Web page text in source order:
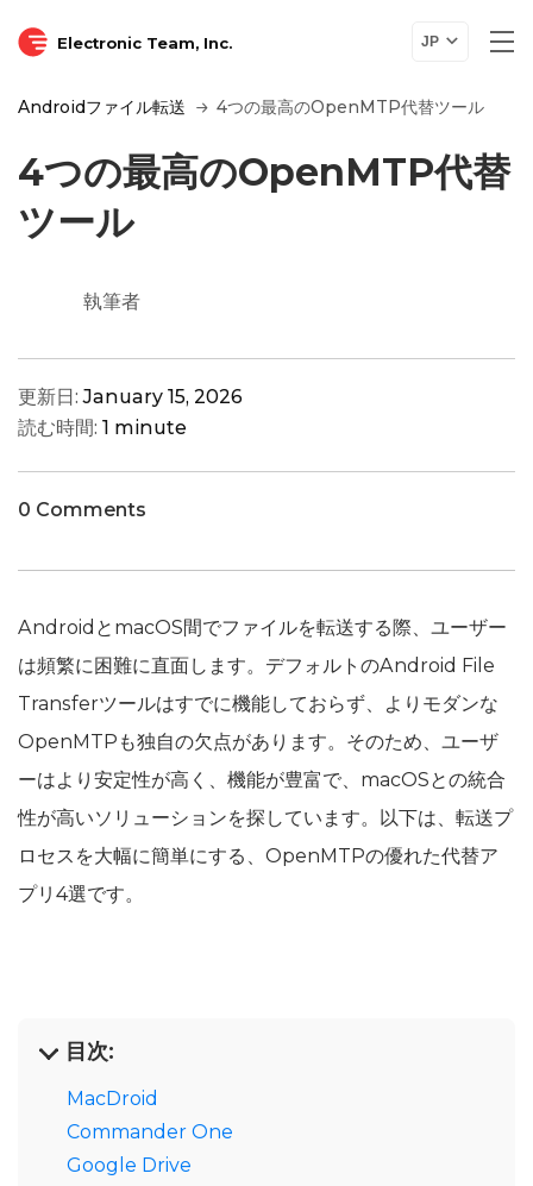
Electronic Team, Inc. JP
Androidファイル転送 4つの最高のOpenMTP代替ツール
4つの最高のOpenMTP代替
ツール
執筆者
更新日:January 15, 2026
読む時間: 1 minute
0 Comments
AndroidとmacOS間でファイルを転送する際、ユーザー
は頻繁に困難に直面します。デフォルトのAndroid File
Transferツールはすでに機能しておらず、よりモダンな
OpenMTPも独自の欠点があります。そのため、ユーザ
ーはより安定性が高く、機能が豊富で、macOSとの統合
性が高いソリューションを探しています。以下は、転送プ
ロセスを大幅に簡単にする、OpenMTPの優れた代替ア
プリ4選です。
目次:
MacDroid
Commander One
Google Drive